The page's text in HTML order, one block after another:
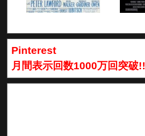
Pinterest
月間表示回数1000万回突破!!